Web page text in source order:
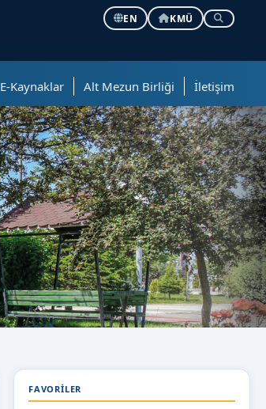
EN KMÜ
E-Kaynaklar Alt Mezun Birliği İletişim
FAVORILER